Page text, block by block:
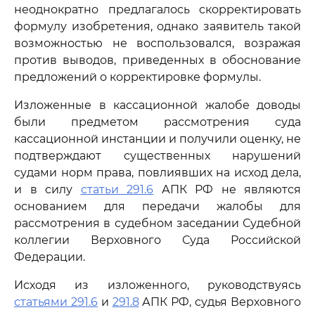
неоднократно предлагалось скорректировать
формулу изобретения, однако заявитель такой
возможностью не воспользовался, возражая
против выводов, приведенных в обоснование
предложений о корректировке формулы.
Изложенные в кассационной жалобе доводы
были предметом рассмотрения суда
кассационной инстанции и получили оценку, не
подтверждают существенных нарушений
судами норм права, повлиявших на исход дела,
и в силу статьи 291.6 АПК РФ не являются
основанием для передачи жалобы для
рассмотрения в судебном заседании Судебной
коллегии Верховного Суда Российской
Федерации.
Исходя из изложенного, руководствуясь
статьями 291.6и 291.8АПК РФ, судья Верховного